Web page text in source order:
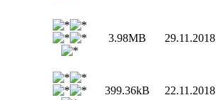
3.98MB 29.11.2018
399.36kB 22.11.2018